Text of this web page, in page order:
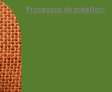
Processus de création: